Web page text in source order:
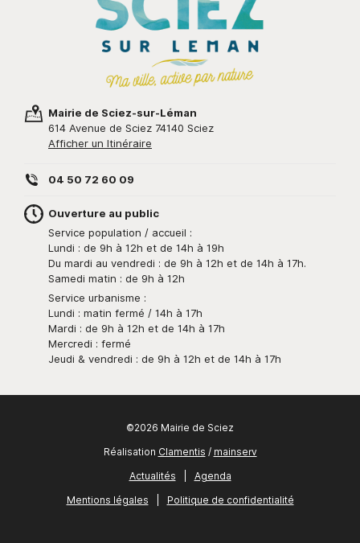
Mairie de Sciez-sur-Léman
614 Avenue de Sciez 74140 Sciez
Afficher un Itinéraire
04 50 72 60 09
Ouverture au public
Service population / accueil :
Lundi : de 9h à 12h et de 14h à 19h
Du mardi au vendredi : de 9h à 12h et de 14h à 17h.
Samedi matin : de 9h à 12h
Service urbanisme :
Lundi : matin fermé / 14h à 17h
Mardi : de 9h à 12h et de 14h à 17h
Mercredi : fermé
Jeudi & vendredi : de 9h à 12h et de 14h à 17h
©2026 Mairie de Sciez
Réalisation Clamentis / mainserv
Actualités
Agenda
Mentions légales
Politique de confidentialité